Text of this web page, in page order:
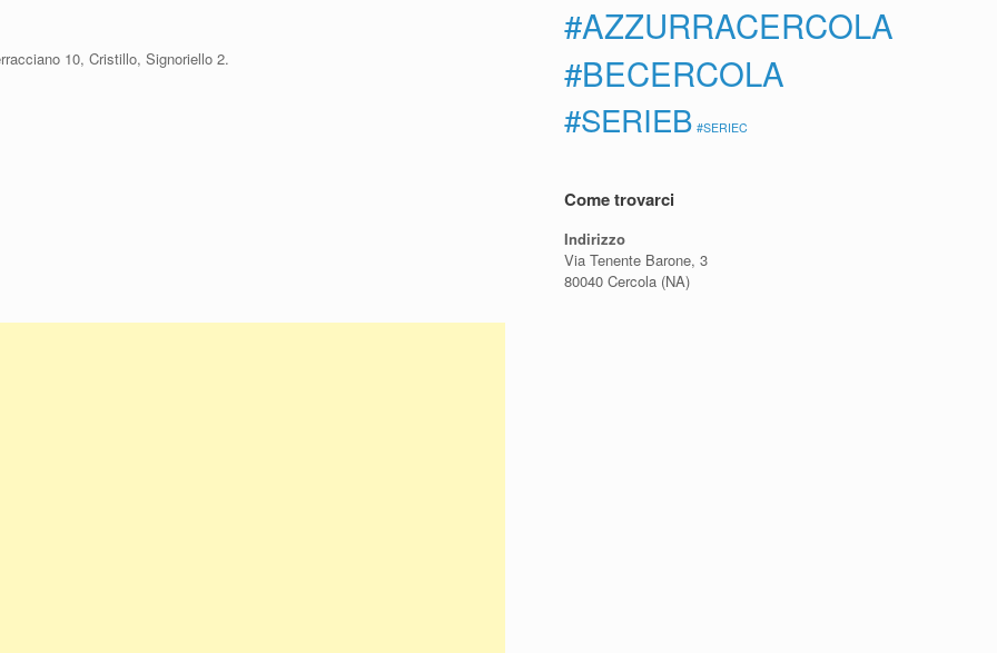
10, Cristillo, Signoriello 2.
#AZZURRACERCOLA
#BECERCOLA
#SERIEB #SERIEC
Come trovarci
Indirizzo
Via Tenente Barone, 3
80040 Cercola (NA)